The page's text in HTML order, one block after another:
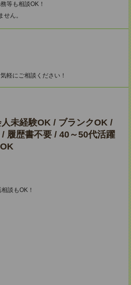
等も相談OK！
ん。
軽にご相談ください！
未経験OK / ブランクOK /
履歴書不要 / 40～50代活躍
談もOK！